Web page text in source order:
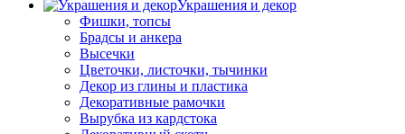
Украшения и декор
Фишки, топсы
Брадсы и анкера
Высечки
Цветочки, листочки, тычинки
Декор из глины и пластика
Декоративные рамочки
Вырубка из кардстока